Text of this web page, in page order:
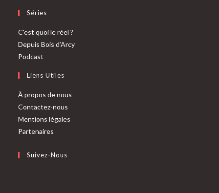
Séries
C'est quoi le réel ?
Depuis Bois d’Arcy
Podcast
Liens Utiles
À propos de nous
Contactez-nous
Mentions légales
Partenaires
Suivez-Nous